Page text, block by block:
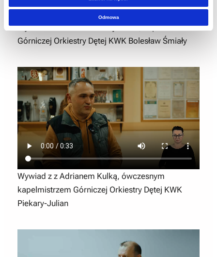
Odmowa
Wywiad z Aleksandrem Fojcikiem, kapelmistrzem
Górniczej Orkiestry Dętej KWK Bolesław Śmiały
Wywiad z z Adrianem Kulką, ówczesnym
kapelmistrzem Górniczej Orkiestry Dętej KWK
Piekary-Julian